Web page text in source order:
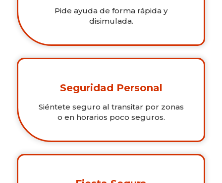
Pide ayuda de forma rápida y
disimulada.
Seguridad Personal
Siéntete seguro al transitar por zonas
o en horarios poco seguros.